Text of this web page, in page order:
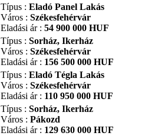
Típus : Eladó Panel Lakás
Város : Székesfehérvár
Eladási ár : 54 900 000 HUF
Típus : Sorház, Ikerház
Város : Székesfehérvár
Eladási ár : 156 500 000 HUF
Típus : Eladó Tégla Lakás
Város : Székesfehérvár
Eladási ár : 110 950 000 HUF
Típus : Sorház, Ikerház
Város : Pákozd
Eladási ár : 129 630 000 HUF